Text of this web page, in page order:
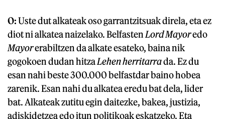
O:Uste dut alkateak oso garrantzitsuak direla, eta ez
diot ni alkatea naizelako. Belfasten Lord Mayoredo
Mayorerabiltzen da alkate esateko, baina nik
gogokoen dudan hitzaLehen herritarrada. Ez du
esan nahi beste 300.000 belfastdar baino hobea
zarenik. Esan nahi du alkatea eredu bat dela, lider
bat. Alkateak zutitu egin daitezke, bakea, justizia,
adiskidetzea edo itun politikoak eskatzeko. Eta